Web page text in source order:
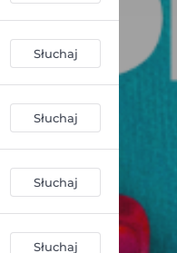
Słuchaj
Słuchaj
Słuchaj
Słuchaj